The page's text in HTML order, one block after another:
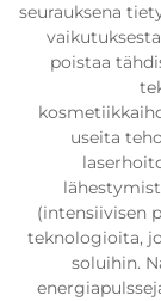
seurauksena
poistaa
useita
(intensiivisen
teknologioita,
soluihin.